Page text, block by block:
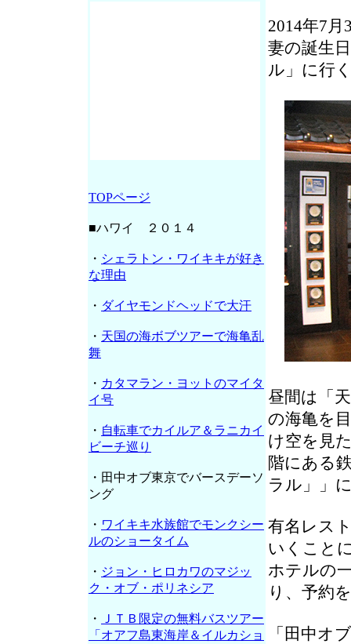
2014年7
妻の誕生
ル」に行
昼間は「
の海亀を
け空を見
階にある
ラル」」
有名レス
いくこと
ホテルの
り、予約
「田中オ
TOPページ
■ハワイ ２０１４
・ シェラトン・ワイキキが好き
な理由
・ ダイヤモンドヘッドで大汗
・ 天国の海ボブツアーで海亀乱
舞
・ カタマラン・ヨットのマイタ
イ号
・ 自転車でカイルア＆ラニカイ
ビーチ巡り
・田中オブ東京でバースデーソ
ング
・ ワイキキ水族館でモンクシー
ルのショータイム
・ ジョン・ヒロカワのマジッ
ク・オブ・ポリネシア
・
ＪＴＢ限定の無料バスツアー
「オアフ島東海岸＆イルカショ